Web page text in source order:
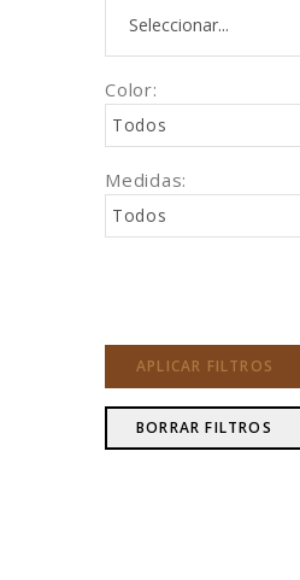
Color:
Todos
Medidas:
Todos
APLICAR FILTROS
BORRAR FILTROS